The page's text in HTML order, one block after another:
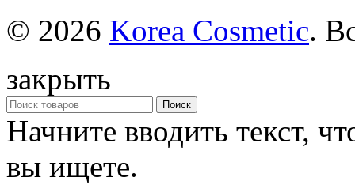
© 2026 Korea Cosmetic.
закрыть
Поиск
Начните вводить текст,
вы ищете.